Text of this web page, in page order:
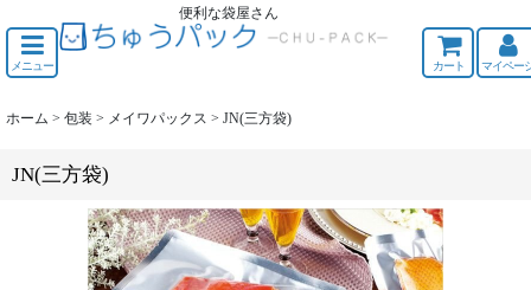
便利な袋屋さん
メニュー カート マイペー
ホーム > 包装 > メイワパックス > JN(三方袋)
JN(三方袋)